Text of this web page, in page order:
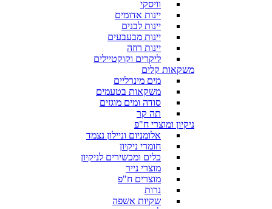
וויסקי
יינות אדומים
יינות לבנים
יינות מבעבעים
יינות רוזה
ליקרים וקוקטיילים
משקאות קלים
מים מינרליים
משקאות בטעמים
סודה ומים מוגזים
תה קר
ניקיון ומוצרי ח"פ
אלומניום וניילון נצמד
חומרי ניקיון
כלים ומכשירים לניקיון
מוצרי נייר
מוצרים ח"פ
נרות
שקיות אשפה